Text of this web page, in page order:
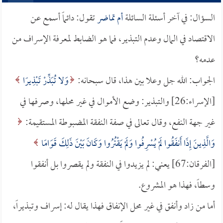
السؤال: في آخر أسئلة السائلةأم تماضرتقول: دائماً أسمع عن
الاقتصاد في المال وعدم التبذير، فما هو الضابط لمعرفة الإسراف من
عدمه؟
الجواب: الله جل وعلا بين هذا، قال سبحانه: وَلا تُبَذِّرْ تَبْذِيرًا
[الإسراء:26] والتبذير: وضع الأموال في غير محلها، وصرفها في
غير جهة النفع، وقال تعالى في صفة النفقة المضبوطة المستقيمة:
وَالَّذِينَ إِذَا أَنفَقُوا لَمْ يُسْرِفُوا وَلَمْ يَقْتُرُوا وَكَانَ بَيْنَ ذَلِكَ قَوَامًا
[الفرقان:67] يعني: لم يزيدوا في النفقة ولم يقصروا بل أنفقوا
وسطاً، فهذا هو المشروع.
أما من زاد وأنفق في غير محل الإنفاق فهذا يقال له: إسراف وتبذيراً،